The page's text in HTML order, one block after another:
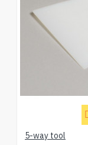
5-way tool